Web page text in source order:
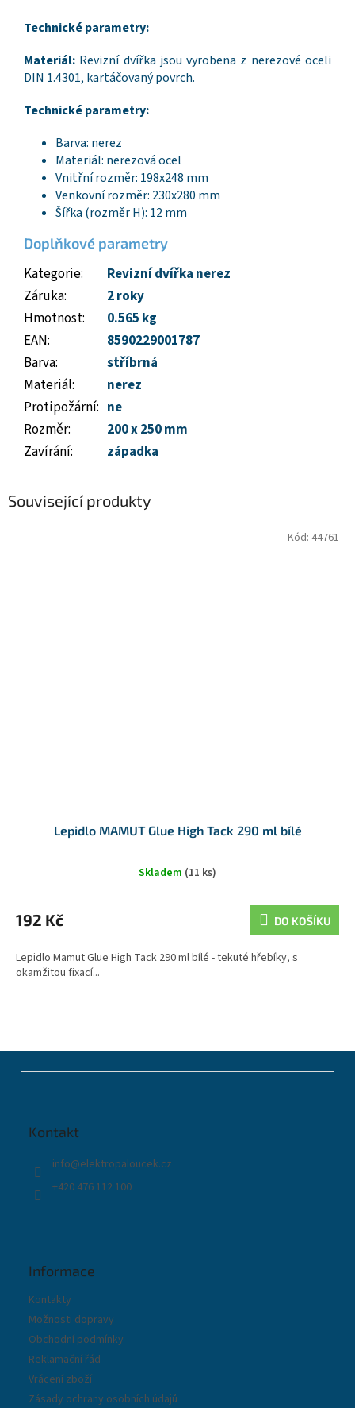
Technické parametry:
Materiál: Revizní dvířka jsou vyrobena z nerezové oceli
DIN 1.4301, kartáčovaný povrch.
Technické parametry:
Barva: nerez
Materiál: nerezová ocel
Vnitřní rozměr: 198x248 mm
Venkovní rozměr: 230x280 mm
Šířka (rozměr H): 12 mm
Doplňkové parametry
Kategorie:
Revizní dvířka nerez
Záruka:
2 roky
Hmotnost:
0.565 kg
EAN:
8590229001787
Barva:
stříbrná
Materiál:
nerez
Protipožární: ne
Rozměr:
200 x 250 mm
Zavírání: západka
Související produkty
Lepidlo MAMUT Glue High Tack 290 ml bílé
Skladem (11 ks)
192 Kč DO KOŠÍKU
Lepidlo Mamut Glue High Tack 290 ml bílé - tekuté hřebíky, s
okamžitou fixací...
Kód: 44761
Kontakt
info@elektropaloucek.cz
+420 476 112 100
Informace
Kontakty
Možnosti dopravy
Obchodní podmínky
Reklamační řád
Vrácení zboží
Zásady ochrany osobních údajů